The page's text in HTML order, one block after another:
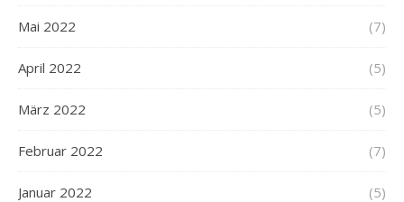
Mai 2022 (7)
April 2022 (5)
März 2022 (5)
Februar 2022 (7)
Januar 2022 (5)